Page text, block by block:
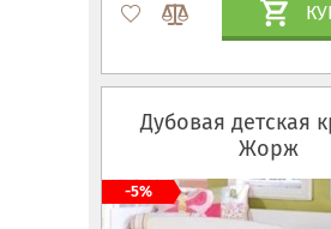
Дубовая детская
Жорж
-5%